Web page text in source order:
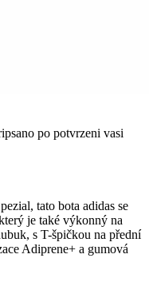
po potvrzeni vasi
tato bota adidas se
je také výkonný na
s T-špičkou na přední
Adiprene+ a gumová